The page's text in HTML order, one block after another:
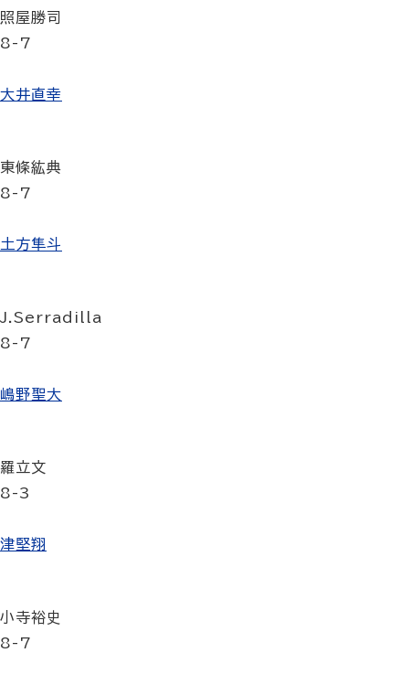
照屋勝司
8-7
大井直幸
東條紘典
8-7
土方隼斗
J.Serradilla
8-7
嶋野聖大
羅立文
8-3
津堅翔
小寺裕史
8-7